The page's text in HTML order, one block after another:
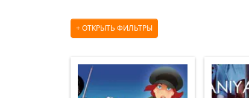
ОТКРЫТЬ ФИЛЬТРЫ